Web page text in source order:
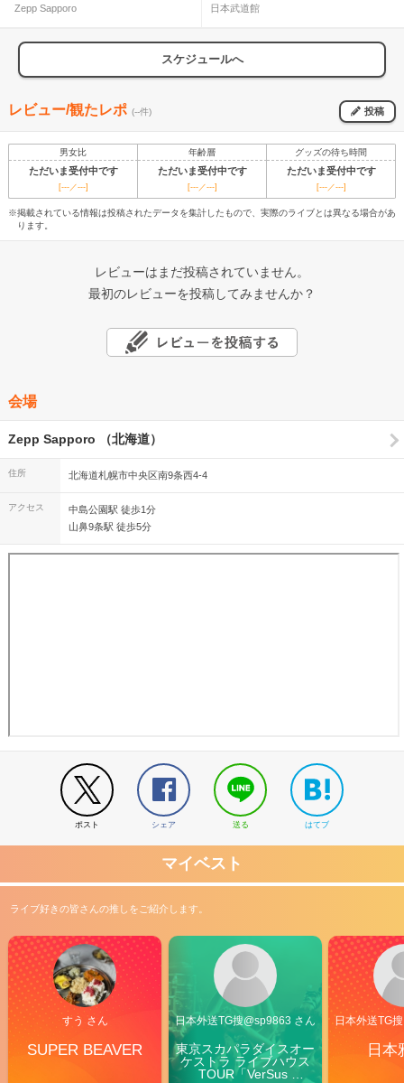
Zepp Sapporo
日本武道館
スケジュールへ
レビュー/観たレポ (--件) 投稿
男女比 年齢層 グッズの待ち時間
ただいま受付中です ただいま受付中です ただいま受付中です
[---／---] [---／---] [---／---]
※掲載されている情報は投稿されたデータを集計したもので、実際のライブとは異なる場合があ
ります。
レビューはまだ投稿されていません。
最初のレビューを投稿してみませんか？
会場
Zepp Sapporo （北海道）
住所 北海道札幌市中央区南9条西4-4
アクセス
中島公園駅 徒歩1分
山鼻9条駅 徒歩5分
ポスト シェア 送る はてブ
マイベスト
ライブ好きの皆さんの推しをご紹介します。
すう さん
SUPER BEAVER
日本外送TG搜@sp9863 さん
東京スカパラダイスオー
ケストラ ライブハウス
TOUR「VerSus
日本外送TG
日本